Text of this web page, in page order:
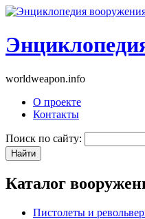
worldweapon.info
О проекте
Контакты
Поиск по сайту:
Каталог
Пистолеты и